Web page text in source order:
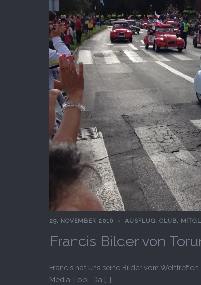
29. NOVEMBER 2016 AUSFLUG, CLUB,
Francis Bilder von
Francis hat uns seine Bilder vom
Media-Pool. Da […]